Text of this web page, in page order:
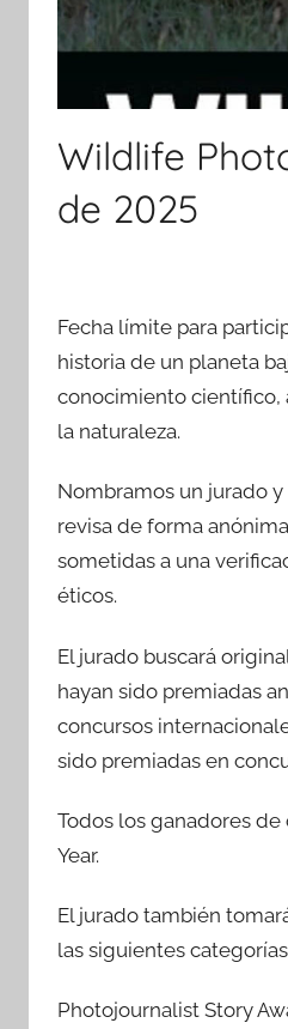
Wildlife
de 2025
Fecha límite para
historia de un planeta
conocimiento científico,
la naturaleza.
Nombramos un jurado
revisa de forma
sometidas a una
éticos.
El jurado buscará
hayan sido premiadas
concursos
sido premiadas en
Todos los ganadores
Year.
El jurado también
las siguientes
Photojournalist Story